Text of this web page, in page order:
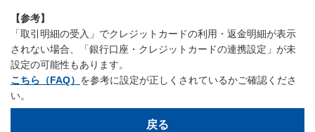
【参考】
「取引明細の受入」でクレジットカードの利用・返金明細が表示
されない場合、「銀行口座・クレジットカードの連携設定」が未
設定の可能性もあります。
こちら（FAQ） を参考に設定が正しくされているかご確認くださ
い。
戻る